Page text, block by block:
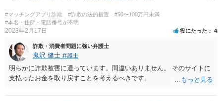
様の自宅に書面を郵送することが職務倫理上許されなくなる(懲戒処分
の対象になり得る)ため、家族にバレてしまうことを回避したいという
ご意向であれば、早めに弁護士に依頼をするというのも一つかと思い
ます(もちろん、このまま何事もなく終結する可能性もあるでしょうか
ら、藪蛇になるリスクもあるところではありますが)。 相手方がある話
ではあるので、最終的な和解の見通しは何とも言えませんが、弁護士
に依頼することで低額での和解に至れるということもあるでしょう。
#マッチングアプリ詐欺 #詐欺の法的措置
#50〜100万円未満
#本名・住所・電話番号が不明
2023年2月17日 役にたった 4
詐欺・消費者問題に強い弁護士
鬼沢 健士 弁護士
明らかに詐欺被害に遭っています。間違いありません。 そのサイトに
支払ったお金を取り戻すことを考えるべきです。